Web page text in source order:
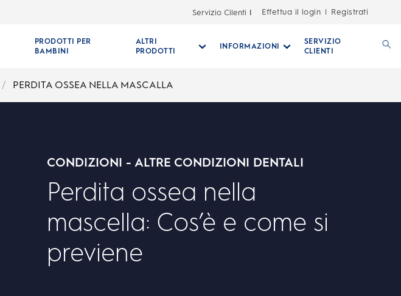
Servizio Cilenti Effettua il login Registrati
PRODOTTI PER
BAMBINI
ALTRI
PRODOTTI
INFORMAZIONI
SERVIZIO
CLIENTI
PERDITA OSSEA NELLA MASCALLA
CONDIZIONI - ALTRE CONDIZIONI DENTALI
Perdita ossea nella
mascella: Cos’è e come si
previene